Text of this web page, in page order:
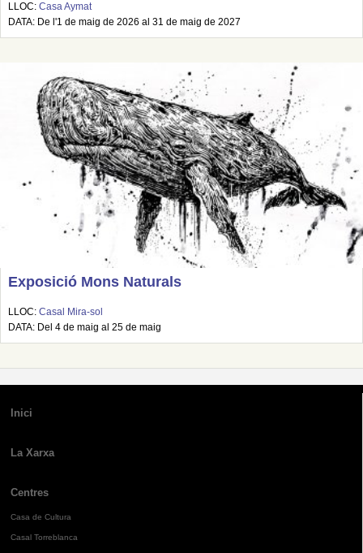
LLOC: Casa Aymat
DATA: De l'1 de maig de 2026 al 31 de maig de 2027
Exposició Mons Naturals
LLOC: Casal Mira-sol
DATA: Del 4 de maig al 25 de maig
Inici
La Xarxa
Centres
Casa de Cultura
Casal Torreblanca